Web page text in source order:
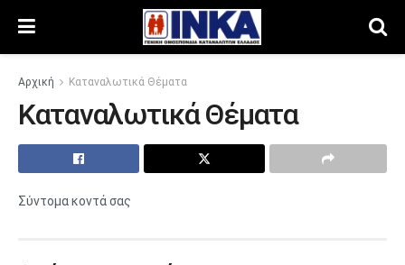
Αρχική Καταναλωτικά Θέματα
Καταναλωτικά Θέματα
Σύντομα κοντά σας